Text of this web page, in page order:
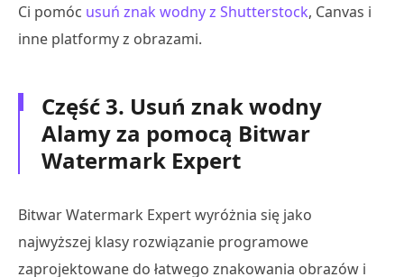
Ci pomóc usuń znak wodny z Shutterstock, Canvas i
inne platformy z obrazami.
Część 3. Usuń znak wodny
Alamy za pomocą Bitwar
Watermark Expert
Bitwar Watermark Expert wyróżnia się jako
najwyższej klasy rozwiązanie programowe
zaprojektowane do łatwego znakowania obrazów i